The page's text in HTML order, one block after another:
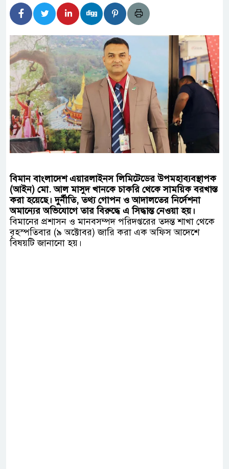
বাড়ীর মোঃ আঃ খালেকের ইন্তেকাল
ব্যবসায়িক অগ্রযাত্রায় নতুন অধ্যায়
স্থিতিশীল সরকার,প্রবাসীদের বিনিয়োগের এখনই
স্থিতিশীল সরকার,প্রবাসীদের বিনিয়োগের এখনই
নিচে গাঁজার ড্রাম, মাদক কারবারি আটক
বাজেট সংশোধনের দাবিতে ফরিদগঞ্জে অহিংস
উঠান বৈঠক
বিমান বাংলাদেশ এয়ারলাইনস লিমিটেডের উপমহাব্যবস্থাপক
(আইন) মো. আল মাসুদ খানকে চাকরি থেকে সাময়িক বরখাস্ত
করা হয়েছে। দুর্নীতি, তথ্য গোপন ও আদালতের নির্দেশনা
অমান্যের অভিযোগে তার বিরুদ্ধে এ সিদ্ধান্ত নেওয়া হয়।
বিমানের প্রশাসন ও মানবসম্পদ পরিদপ্তরের তদন্ত শাখা থেকে
বৃহস্পতিবার (৯ অক্টোবর) জারি করা এক অফিস আদেশে
বিষয়টি জানানো হয়।